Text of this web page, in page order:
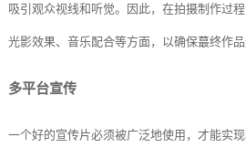
吸引观众视线和听觉。因此，在拍摄制作过
光影效果、音乐配合等方面，以确保蕞终作品
多平台宣传
一个好的宣传片必须被广泛地使用，才能实